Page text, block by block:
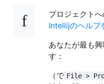
プロジェクト
Intellijのヘルプ
あなたが最も
す：
（で File >